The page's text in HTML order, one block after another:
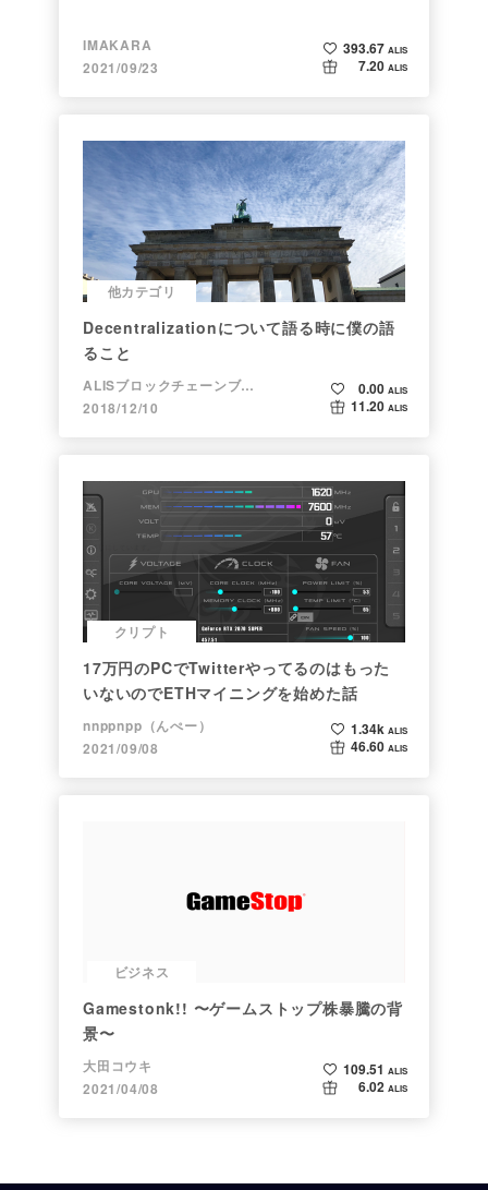
IMAKARA
2021/09/23
393.67 ALIS
7.20 ALIS
他カテゴリ
Decentralizationについて語る時に僕の語
ること
ALISブロックチェーンブログ
2018/12/10
0.00 ALIS
11.20 ALIS
クリプト
17万円のPCでTwitterやってるのはもった
いないのでETHマイニングを始めた話
nnppnpp（んぺー）
2021/09/08
1.34k ALIS
46.60 ALIS
ビジネス
Gamestonk!! 〜ゲームストップ株暴騰の背
景〜
大田コウキ
2021/04/08
109.51 ALIS
6.02 ALIS